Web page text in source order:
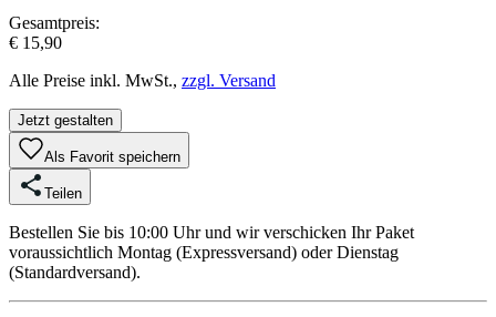
Gesamtpreis:
€ 15,90
Alle Preise inkl. MwSt., zzgl. Versand
Jetzt gestalten
Als Favorit speichern
Teilen
Bestellen Sie bis 10:00 Uhr und wir verschicken Ihr Paket
voraussichtlich Montag (Expressversand) oder Dienstag
(Standardversand).